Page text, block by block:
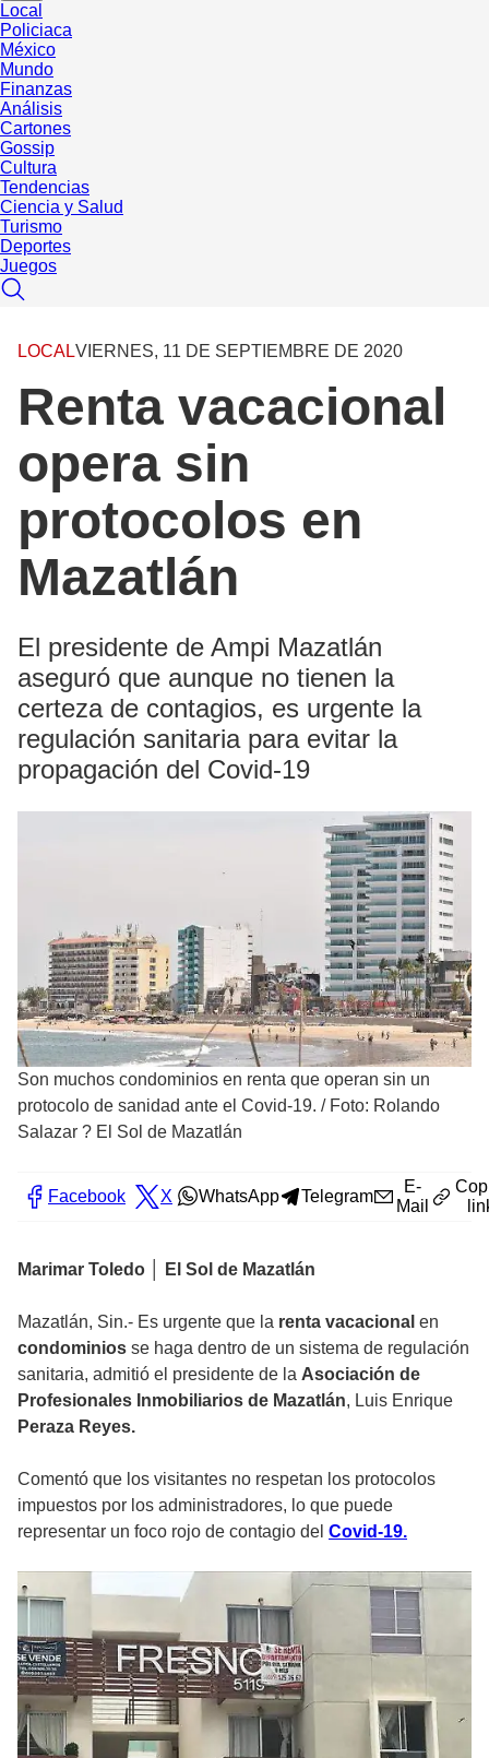
Local
Policiaca
México
Mundo
Finanzas
Análisis
Cartones
Gossip
Cultura
Tendencias
Ciencia y Salud
Turismo
Deportes
Juegos
LOCALVIERNES, 11 DE SEPTIEMBRE DE 2020
Renta vacacional
opera sin
protocolos en
Mazatlán
El presidente de Ampi Mazatlán
aseguró que aunque no tienen la
certeza de contagios, es urgente la
regulación sanitaria para evitar la
propagación del Covid-19
Son muchos condominios en renta que operan sin un
protocolo de sanidad ante el Covid-19. / Foto: Rolando
Salazar ? El Sol de Mazatlán
Facebook X WhatsApp Telegram
E-
Mail
Marimar Toledo │ El Sol de Mazatlán
Mazatlán, Sin.- Es urgente que la renta vacacional en
condominios se haga dentro de un sistema de regulación
sanitaria, admitió el presidente de la Asociación de
Profesionales Inmobiliarios de Mazatlán, Luis Enrique
Peraza Reyes.
Comentó que los visitantes no respetan los protocolos
impuestos por los administradores, lo que puede
representar un foco rojo de contagio del Covid-19.